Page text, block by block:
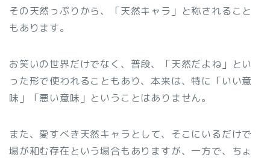
その天然っぷりから、「天然キャラ」と称されること
もあります。
お笑いの世界だけでなく、普段、「天然だよね」とい
った形で使われることもあり、本来は、特に「いい意
味」「悪い意味」ということはありません。
また、愛すべき天然キャラとして、そこにいるだけで
場が和む存在という場合もありますが、一方で、ちょ